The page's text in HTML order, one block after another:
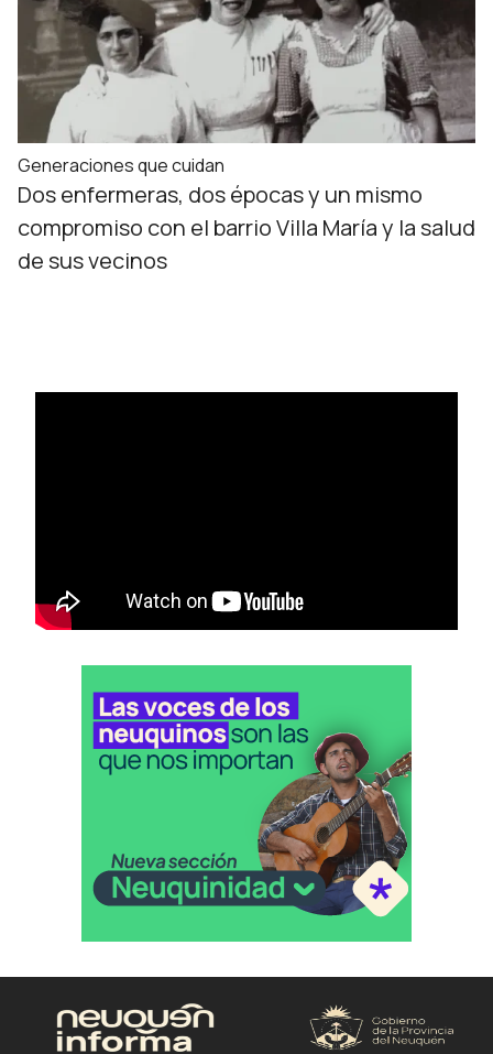
Generaciones que cuidan
Dos enfermeras, dos épocas y un mismo
compromiso con el barrio Villa María y la salud
de sus vecinos